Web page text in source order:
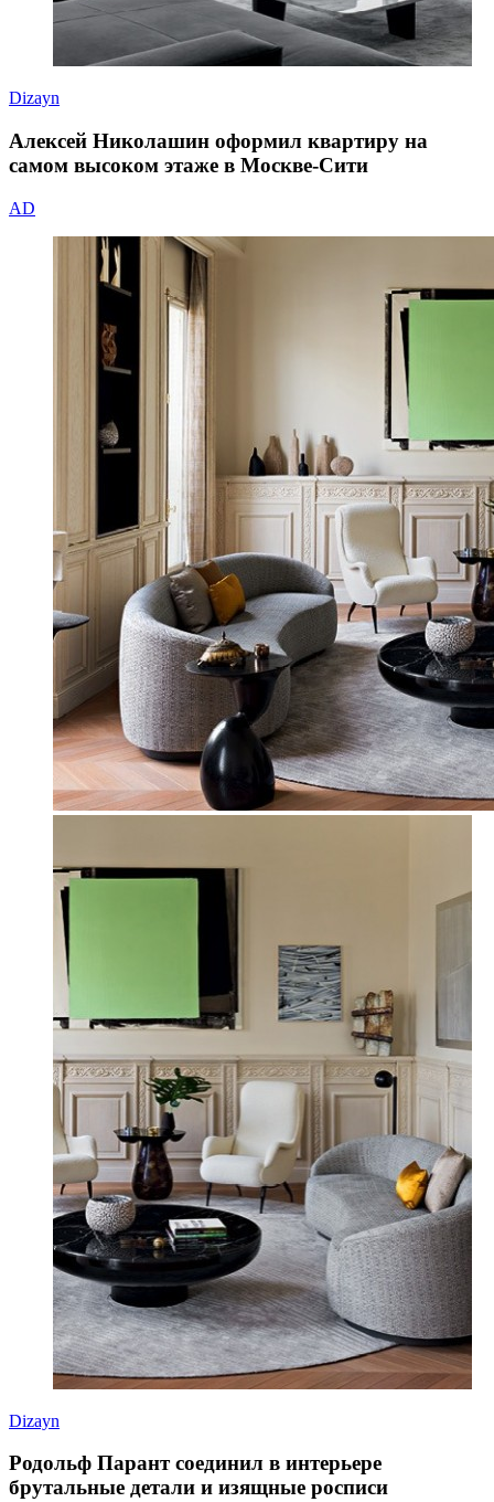
Dizayn
Алексей Николашин оформил квартиру на
самом высоком этаже в Москве-Сити
AD
Dizayn
Родольф Парант соединил в интерьере
брутальные детали и изящные росписи